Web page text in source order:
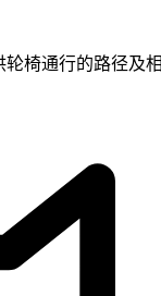
轮椅通行的路径及